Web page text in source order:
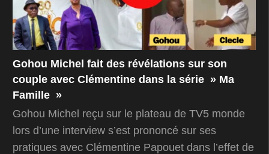
Gohou Michel fait des révélations sur son
couple avec Clémentine dans la série » Ma
Famille »
Gohou Michel reçu sur le plateau de TV5 monde
lors d’une interview s’est prononcé sur ses
pratiques avec Clémentine Papouet dans l’effet de